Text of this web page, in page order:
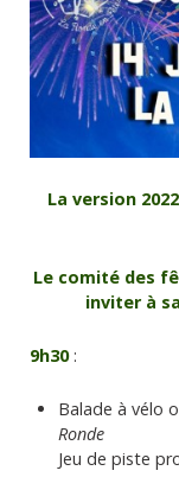
La version
Le comité des
inviter à
9h30:
Balade à vélo
Ronde
Jeu de piste